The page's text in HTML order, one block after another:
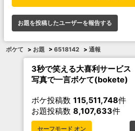
お題を投稿したユーザーを報告する
ボケて > お題 > 6518142 > 通報
3秒で笑える大喜利サービス
写真で一言ボケて(bokete)
ボケ投稿数 115,511,748件
お題投稿数 8,107,633件
セーフモード オン